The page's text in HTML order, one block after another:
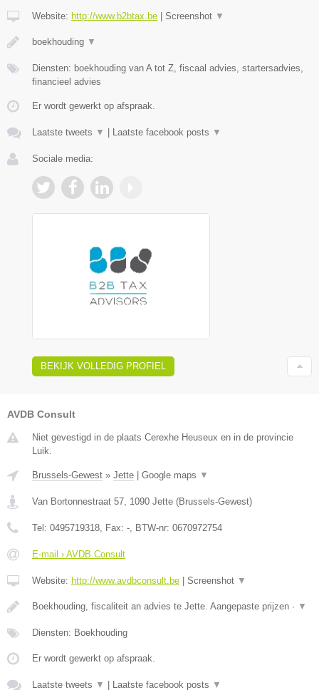
Website: http://www.b2btax.be Screenshot ▼
boekhouding ▼
Diensten: boekhouding van A tot Z, fiscaal advies, startersadvies,
financieel advies
Er wordt gewerkt op afspraak.
Laatste tweets ▼ Laatste facebook posts ▼
Sociale media:
BEKIJK VOLLEDIG PROFIEL
AVDB Consult
Niet gevestigd in de plaats Cerexhe Heuseux en in de provincie
Luik.
Brussels-Gewest » Jette | Google maps ▼
Van Bortonnestraat 57 1090 Jette (Brussels-Gewest)
Tel: 0495719318 , Fax: - , BTW-nr: 0670972754
E-mail › AVDB Consult
Website: http://www.avdbconsult.be | Screenshot ▼
Boekhouding, fiscaliteit an advies te Jette. Aangepaste prijzen · ▼
Diensten: Boekhouding
Er wordt gewerkt op afspraak.
Laatste tweets ▼ | Laatste facebook posts ▼